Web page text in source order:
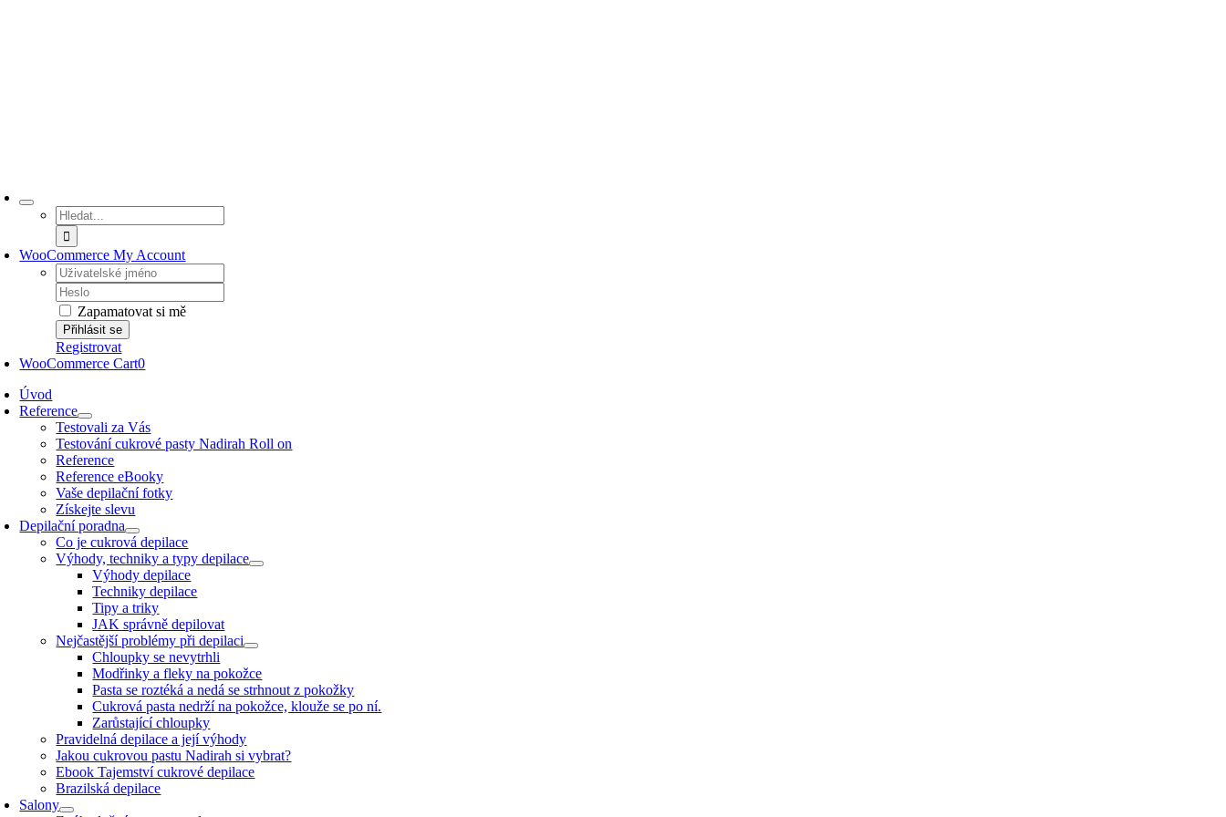
Hledat:
WooCommerce My Account
Username:
Password:
Zapamatovat si mě
Registrovat
WooCommerce Cart0
Úvod
Reference
Testovali za Vás
Testování cukrové pasty Nadirah Roll on
Reference
Reference eBooky
Vaše depilační fotky
Získejte slevu
Depilační poradna
Co je cukrová depilace
Výhody, techniky a typy depilace
Výhody depilace
Techniky depilace
Tipy a triky
JAK správně depilovat
Nejčastější problémy při depilaci
Chloupky se nevytrhli
Modřinky a fleky na pokožce
Pasta se roztéká a nedá se strhnout z pokožky
Cukrová pasta nedrží na pokožce, klouže se po ní.
Zarůstající chloupky
Pravidelná depilace a její výhody
Jakou cukrovou pastu Nadirah si vybrat?
Ebook Tajemství cukrové depilace
Brazilská depilace
Salony